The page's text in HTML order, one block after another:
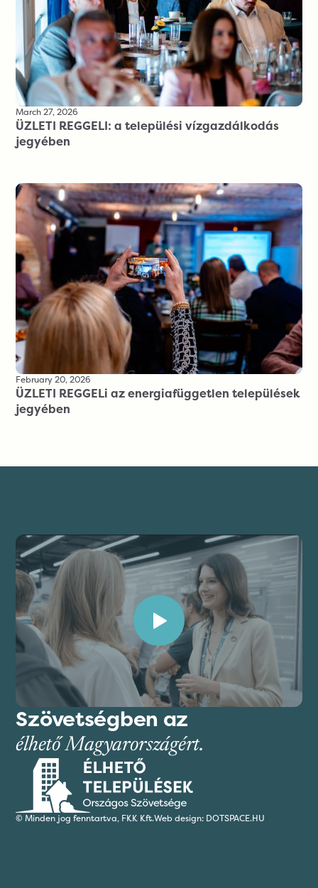
March 27, 2026
ÜZLETI REGGELI: a települési vízgazdálkodás
jegyében
February 20, 2026
ÜZLETI REGGELi az energiafüggetlen települések
jegyében
Szövetségben az
élhető Magyarországért.
© Minden jog fenntartva, FKK Kft.Web design: DOTSPACE.HU